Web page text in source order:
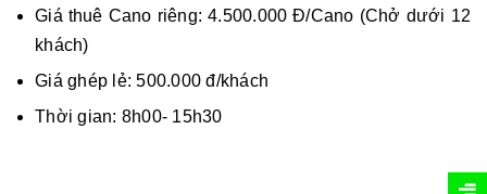
Giá thuê Cano riêng: 4.500.000 Đ/Cano (Chở dưới 12
khách)
Giá ghép lẻ: 500.000 đ/khách
Thời gian: 8h00- 15h30